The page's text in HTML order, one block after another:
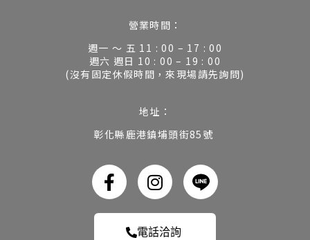
營業時間：
週一 ～ 五 11 : 00 – 17 : 00
週六 週日 10 : 00 – 19 : 00
(沒有固定休假時間，來現場請先詢問)
地址：
彰化縣鹿港鎮埔頭街85號
電話洽詢